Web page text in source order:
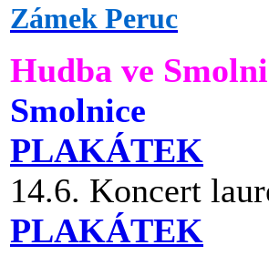
Zámek Peruc
Hudba ve
Smolnice
PLAKÁTEK
14.6. Koncert
PLAKÁTEK